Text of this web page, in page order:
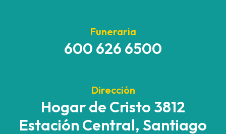
Funeraria
600 626 6500
Dirección
Hogar de Cristo 3812
Estación Central, Santiago